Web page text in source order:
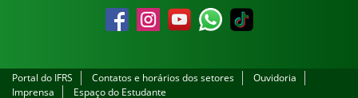
FacebookInstagramYouTubeWhatsapp
Portal do IFRS Contatos e horários dos setores
Ouvidoria
Imprensa
Espaço do Estudante